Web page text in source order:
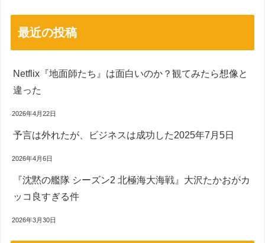
最近の投稿
Netflix『地面師たち』は面白いのか？観てみたら想像と
違った
2026年4月22日
予言は外れたが、ビジネスは成功した2025年7月5日
2026年4月6日
『沈黙の艦隊 シーズン2 北極海大海戦』大沢たかおがカ
ッコ良すぎる件
2026年3月30日